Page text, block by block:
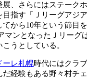
展、さらにはステーク
目指す「Ｊリーグアジ
から10年という節目
マンとなったＪリーグ
うとしている。
ーレ札幌時代にはクラ
だ経験もある野々村チ